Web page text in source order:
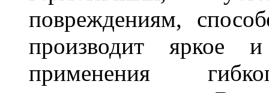
повреждениям,
производит яркое
применения